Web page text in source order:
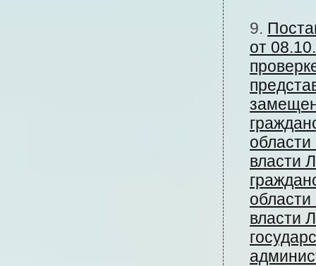
9.
от
области
власти
области
власти